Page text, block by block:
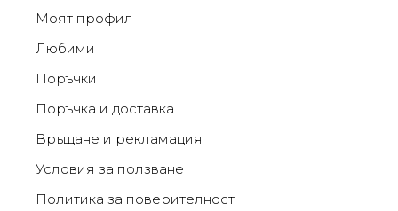
Моят профил
Любими
Поръчки
Поръчка и доставка
Връщане и рекламация
Условия за ползване
Политика за поверителност